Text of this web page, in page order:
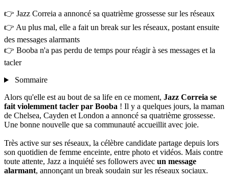
👉 Jazz Correia a annoncé sa quatrième grossesse sur les réseaux
👉 Au plus mal, elle a fait un break sur les réseaux, postant ensuite
des messages alarmants
👉 Booba n'a pas perdu de temps pour réagir à ses messages et la
tacler
Sommaire
Alors qu'elle est au bout de sa life en ce moment, Jazz Correia se
fait violemment tacler par Booba ! Il y a quelques jours, la maman
de Chelsea, Cayden et London a annoncé sa quatrième grossesse.
Une bonne nouvelle que sa communauté accueillit avec joie.
Très active sur ses réseaux, la célèbre candidate partage depuis lors
son quotidien de femme enceinte, entre photo et vidéos. Mais contre
toute attente, Jazz a inquiété ses followers avec un message
alarmant, annonçant un break soudain sur les réseaux sociaux.